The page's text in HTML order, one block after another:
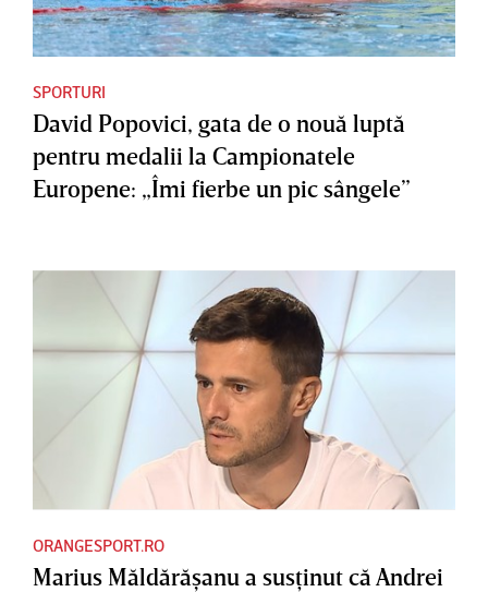
SPORTURI
David Popovici, gata de o nouă luptă
pentru medalii la Campionatele
Europene: „Îmi fierbe un pic sângele”
ORANGESPORT.RO
Marius Măldărăşanu a susţinut că Andrei